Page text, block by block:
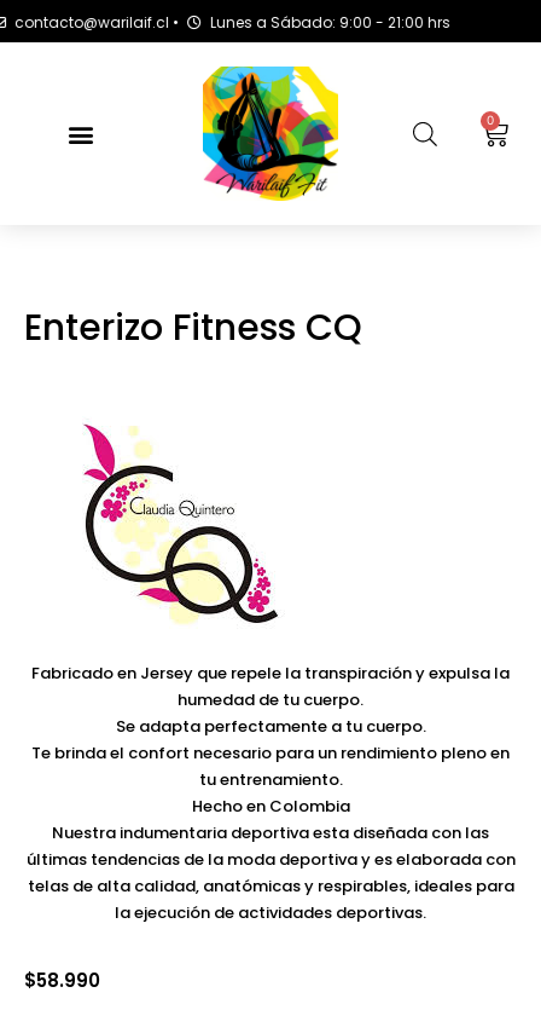
• Lunes a Sábado: 9:00 - 21:00 hrs
0
Enterizo Fitness CQ
Fabricado en Jersey que repele la transpiración y expulsa la
humedad de tu cuerpo.
Se adapta perfectamente a tu cuerpo.
Te brinda el confort necesario para un rendimiento pleno en
tu entrenamiento.
Hecho en Colombia
Nuestra indumentaria deportiva esta diseñada con las
últimas tendencias de la moda deportiva y es elaborada con
telas de alta calidad, anatómicas y respirables, ideales para
la ejecución de actividades deportivas.
$58.990